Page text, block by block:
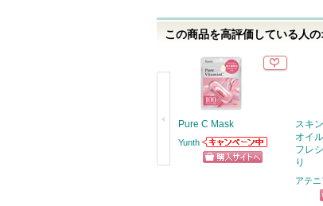
この商品を高評価している人
Pure C Mask
Yunth
Yunthからのお知
らせがあります
スキ
オイ
フレ
り
アテニ